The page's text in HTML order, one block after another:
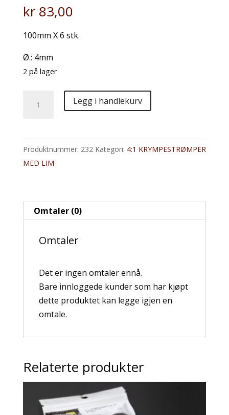
kr83,00
100mm X 6 stk.
Ø.: 4mm
2 på lager
Krympestrømper
lim
-
Ø.:
Legg i handlekurv
Produktnummer: 232 Kategori: 4:1 KRYMPESTRØMPER
MED LIM
Omtaler (0)
Omtaler
Det er ingen omtaler ennå.
Bare innloggede kunder som har kjøpt
dette produktet kan legge igjen en
omtale.
Relaterte produkter